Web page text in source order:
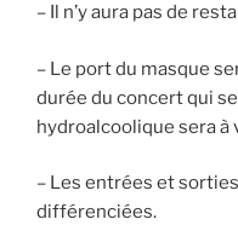
– Il n’y aura pas de
– Le port du masque
durée du concert qui
hydroalcoolique sera à
– Les entrées et
différenciées.